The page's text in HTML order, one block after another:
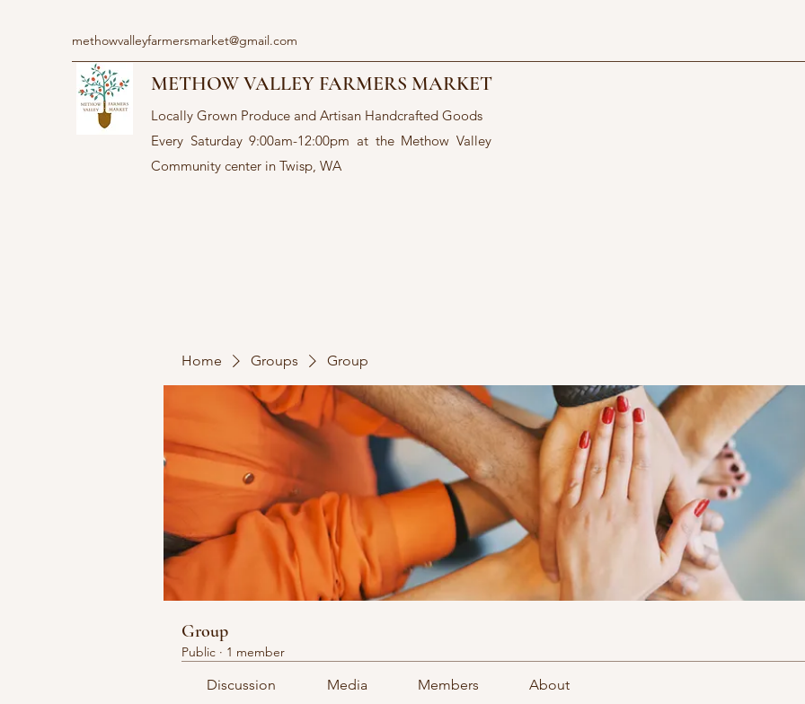
methowvalleyfarmersmarket@gmail.com
METHOW VALLEY FARMERS MARKET
Locally Grown Produce and Artisan Handcrafted Goods
Every Saturday 9:00am-12:00pm at the Methow Valley
Community center in Twisp, WA
Home Groups Group
Group
Public · 1 member
Discussion Media Members About